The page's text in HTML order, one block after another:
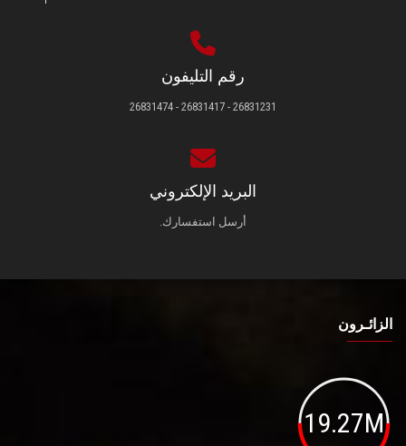
رقم التليفون
26831231 - 26831417 - 26831474
البريد الإلكتروني
أرسل استفسارك.
الزائـرون
19.27M